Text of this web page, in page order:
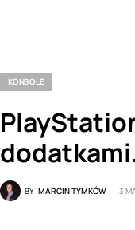
KONSOLE
BY MARCIN TYMKÓW 3